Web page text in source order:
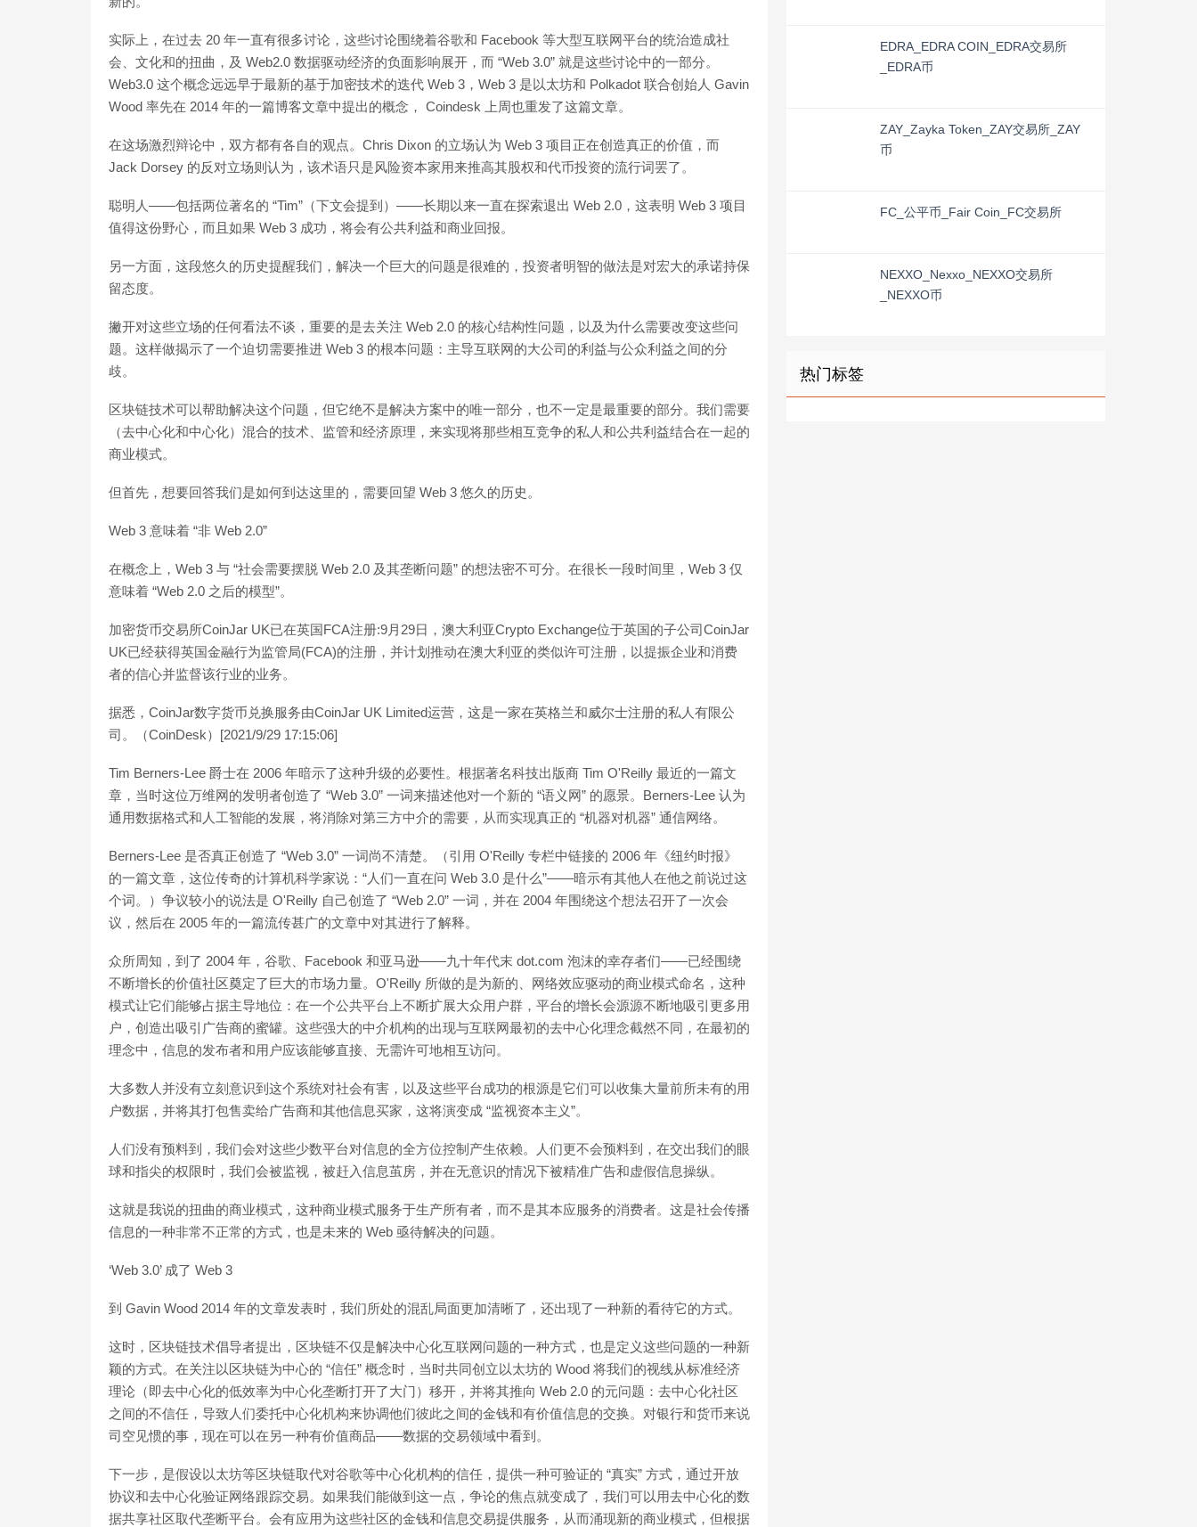
实际上，在过去 20 年一直有很多讨论，这些讨论围绕着谷歌和 Facebook 等大型互联网平台的统治造成社
会、文化和的扭曲，及 Web2.0 数据驱动经济的负面影响展开，而 “Web 3.0” 就是这些讨论中的一部分。
Web3.0 这个概念远远早于最新的基于加密技术的迭代 Web 3，Web 3 是以太坊和 Polkadot 联合创始人 Gavin
Wood 率先在 2014 年的一篇博客文章中提出的概念， Coindesk 上周也重发了这篇文章。
在这场激烈辩论中，双方都有各自的观点。Chris Dixon 的立场认为 Web 3 项目正在创造真正的价值，而
Jack Dorsey 的反对立场则认为，该术语只是风险资本家用来推高其股权和代币投资的流行词罢了。
聪明人——包括两位著名的 “Tim”（下文会提到）——长期以来一直在探索退出 Web 2.0，这表明 Web 3 项目
值得这份野心，而且如果 Web 3 成功，将会有公共利益和商业回报。
另一方面，这段悠久的历史提醒我们，解决一个巨大的问题是很难的，投资者明智的做法是对宏大的承诺持保
留态度。
撇开对这些立场的任何看法不谈，重要的是去关注 Web 2.0 的核心结构性问题，以及为什么需要改变这些问
题。这样做揭示了一个迫切需要推进 Web 3 的根本问题：主导互联网的大公司的利益与公众利益之间的分
歧。
区块链技术可以帮助解决这个问题，但它绝不是解决方案中的唯一部分，也不一定是最重要的部分。我们需要
（去中心化和中心化）混合的技术、监管和经济原理，来实现将那些相互竞争的私人和公共利益结合在一起的
商业模式。
但首先，想要回答我们是如何到达这里的，需要回望 Web 3 悠久的历史。
Web 3 意味着 “非 Web 2.0”
在概念上，Web 3 与 “社会需要摆脱 Web 2.0 及其垄断问题” 的想法密不可分。在很长一段时间里，Web 3 仅
意味着 “Web 2.0 之后的模型”。
加密货币交易所CoinJar UK已在英国FCA注册:9月29日，澳大利亚Crypto Exchange位于英国的子公司CoinJar
UK已经获得英国金融行为监管局(FCA)的注册，并计划推动在澳大利亚的类似许可注册，以提振企业和消费
者的信心并监督该行业的业务。
据悉，CoinJar数字货币兑换服务由CoinJar UK Limited运营，这是一家在英格兰和威尔士注册的私人有限公
司。（CoinDesk）[2021/9/29 17:15:06]
Tim Berners-Lee 爵士在 2006 年暗示了这种升级的必要性。根据著名科技出版商 Tim O'Reilly 最近的一篇文
章，当时这位万维网的发明者创造了 “Web 3.0” 一词来描述他对一个新的 “语义网” 的愿景。Berners-Lee 认为
通用数据格式和人工智能的发展，将消除对第三方中介的需要，从而实现真正的 “机器对机器” 通信网络。
Berners-Lee 是否真正创造了 “Web 3.0” 一词尚不清楚。（引用 O'Reilly 专栏中链接的 2006 年《纽约时报》
的一篇文章，这位传奇的计算机科学家说：“人们一直在问 Web 3.0 是什么”——暗示有其他人在他之前说过这
个词。）争议较小的说法是 O'Reilly 自己创造了 “Web 2.0” 一词，并在 2004 年围绕这个想法召开了一次会
议，然后在 2005 年的一篇流传甚广的文章中对其进行了解释。
众所周知，到了 2004 年，谷歌、Facebook 和亚马逊——九十年代末 dot.com 泡沫的幸存者们——已经围绕
不断增长的价值社区奠定了巨大的市场力量。O'Reilly 所做的是为新的、网络效应驱动的商业模式命名，这种
模式让它们能够占据主导地位：在一个公共平台上不断扩展大众用户群，平台的增长会源源不断地吸引更多用
户，创造出吸引广告商的蜜罐。这些强大的中介机构的出现与互联网最初的去中心化理念截然不同，在最初的
理念中，信息的发布者和用户应该能够直接、无需许可地相互访问。
大多数人并没有立刻意识到这个系统对社会有害，以及这些平台成功的根源是它们可以收集大量前所未有的用
户数据，并将其打包售卖给广告商和其他信息买家，这将演变成 “监视资本主义”。
人们没有预料到，我们会对这些少数平台对信息的全方位控制产生依赖。人们更不会预料到，在交出我们的眼
球和指尖的权限时，我们会被监视，被赶入信息茧房，并在无意识的情况下被精准广告和虚假信息操纵。
这就是我说的扭曲的商业模式，这种商业模式服务于生产所有者，而不是其本应服务的消费者。这是社会传播
信息的一种非常不正常的方式，也是未来的 Web 亟待解决的问题。
‘Web 3.0’ 成了 Web 3
到 Gavin Wood 2014 年的文章发表时，我们所处的混乱局面更加清晰了，还出现了一种新的看待它的方式。
这时，区块链技术倡导者提出，区块链不仅是解决中心化互联网问题的一种方式，也是定义这些问题的一种新
颖的方式。在关注以区块链为中心的 “信任” 概念时，当时共同创立以太坊的 Wood 将我们的视线从标准经济
理论（即去中心化的低效率为中心化垄断打开了大门）移开，并将其推向 Web 2.0 的元问题：去中心化社区
之间的不信任，导致人们委托中心化机构来协调他们彼此之间的金钱和有价值信息的交换。对银行和货币来说
司空见惯的事，现在可以在另一种有价值商品——数据的交易领域中看到。
下一步，是假设以太坊等区块链取代对谷歌等中心化机构的信任，提供一种可验证的 “真实” 方式，通过开放
协议和去中心化验证网络跟踪交易。如果我们能做到这一点，争论的焦点就变成了，我们可以用去中心化的数
据共享社区取代垄断平台。会有应用为这些社区的金钱和信息交易提供服务，从而涌现新的商业模式，但根据
EDRA_EDRA COIN_EDRA交易所
_EDRA币
ZAY_Zayka Token_ZAY交易所_ZAY
币
FC_公平币_Fair Coin_FC交易所
NEXXO_Nexxo_NEXXO交易所
_NEXXO币
热门标签